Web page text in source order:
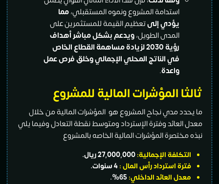
استدامة المشروع ونموه المستقبلي،مما
يؤدي إلىتعظيم القيمة للمستثمرين على
المدى الطويل،ويدعم بشكل مباشر أهداف
رؤية 2030 لزيادة مساهمة القطاع الخاص
في الناتج المحلي الإجمالي وخلق فرص عمل
واعدة.
ثالثاالمؤشرات المالية للمشروع
ما يحدد مدي نجاح المشروع هو المؤشرات المالية من خلال
معدل العائد وفترة الإسترداد ومتوسط نقطة التعادل وفيما يلي
نبذه مختصرة المؤشرات المالية الخاصه بالمشروع
التكلفة الإجمالية:27,000,000 ريال.
فترة استرداد رأس المال :4 سنوات.
معدل العائد الداخلي:
65%.